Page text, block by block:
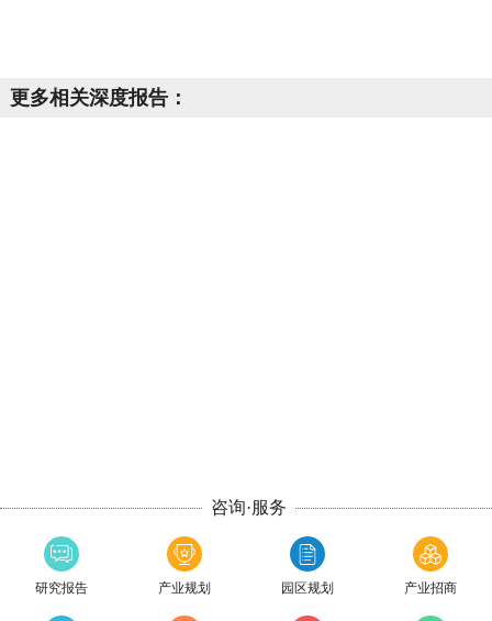
更多相关深度报告：
咨询·服务
研究报告 产业规划 园区规划 产业招商